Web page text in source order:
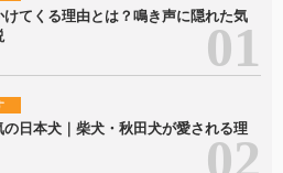
けてくる理由とは？鳴き声に隠れた気
の日本犬｜柴犬・秋田犬が愛される理